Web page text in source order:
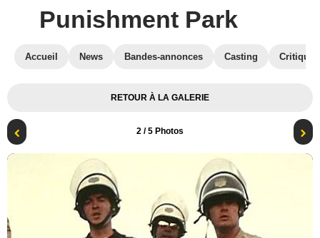
Punishment Park
Accueil News Bandes-annonces Casting
RETOUR À LA GALERIE
2 / 5 Photos